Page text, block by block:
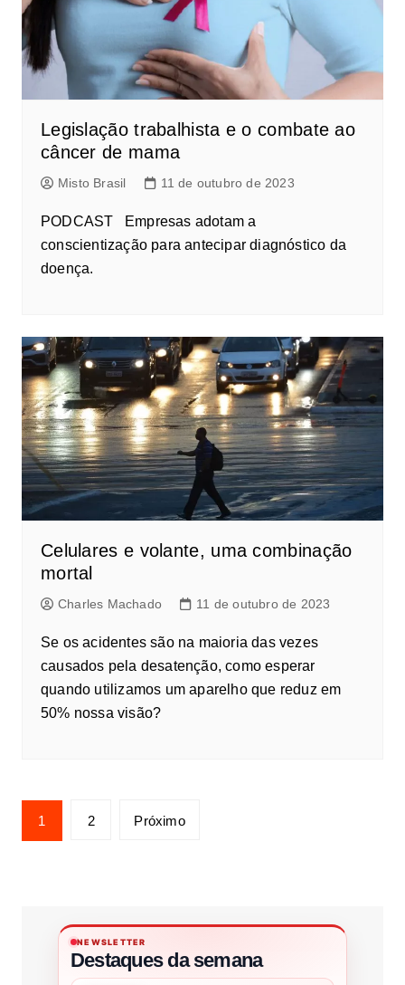
Legislação trabalhista e o combate ao
câncer de mama
Misto Brasil 11 de outubro de 2023
PODCAST Empresas adotam a
conscientização para antecipar diagnóstico da
doença.
Celulares e volante, uma combinação
mortal
Charles Machado 11 de outubro de 2023
Se os acidentes são na maioria das vezes
causados pela desatenção, como esperar
quando utilizamos um aparelho que reduz em
50% nossa visão?
1 2 Próximo
NEWSLETTER
Destaques da semana